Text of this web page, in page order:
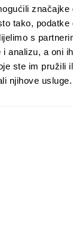
značajke
tako, podatke
s
i analizu, a oni
ste im pružili
njihove usluge.